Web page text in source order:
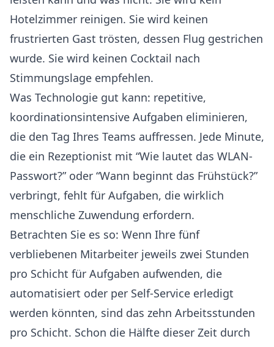
Hotelzimmer reinigen. Sie wird keinen
frustrierten Gast trösten, dessen Flug gestrichen
wurde. Sie wird keinen Cocktail nach
Stimmungslage empfehlen.
Was Technologie gut kann: repetitive,
koordinationsintensive Aufgaben eliminieren,
die den Tag Ihres Teams auffressen. Jede Minute,
die ein Rezeptionist mit “Wie lautet das WLAN-
Passwort?” oder “Wann beginnt das Frühstück?”
verbringt, fehlt für Aufgaben, die wirklich
menschliche Zuwendung erfordern.
Betrachten Sie es so: Wenn Ihre fünf
verbliebenen Mitarbeiter jeweils zwei Stunden
pro Schicht für Aufgaben aufwenden, die
automatisiert oder per Self-Service erledigt
werden könnten, sind das zehn Arbeitsstunden
pro Schicht. Schon die Hälfte dieser Zeit durch